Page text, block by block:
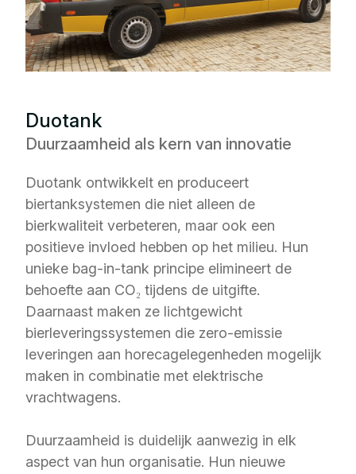
Duotank
Duurzaamheid als kern van innovatie
Duotank ontwikkelt en produceert
biertanksystemen die niet alleen de
bierkwaliteit verbeteren, maar ook een
positieve invloed hebben op het milieu. Hun
unieke bag-in-tank principe elimineert de
behoefte aan CO₂ tijdens de uitgifte.
Daarnaast maken ze lichtgewicht
bierleveringssystemen die zero-emissie
leveringen aan horecagelegenheden mogelijk
maken in combinatie met elektrische
vrachtwagens.
Duurzaamheid is duidelijk aanwezig in elk
aspect van hun organisatie. Hun nieuwe